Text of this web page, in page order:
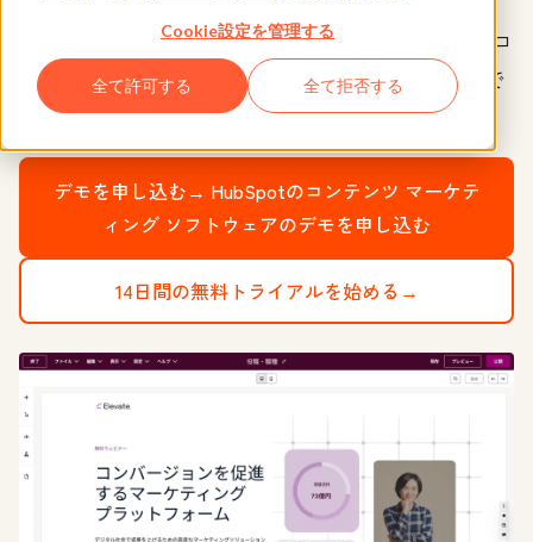
Cookie設定を管理する
全て許可する 全て拒否する
AI搭載のコンテンツ作成ツールとCMSがあれば、コ
ンテンツの作成、再利用、管理まで、全て1か所で
完結します。
デモを申し込む→ HubSpotのコンテンツ マーケテ
ィング ソフトウェアのデモを申し込む
14日間の無料トライアルを始める→